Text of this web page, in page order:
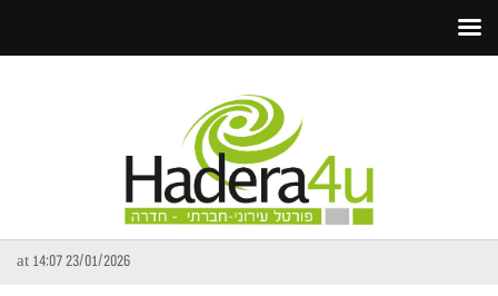
23/01/2026 at 14:07